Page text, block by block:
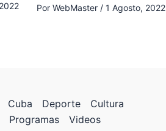
Por WebMaster / 1 Agosto, 2022
Cuba Deporte
Cultura
Programas Videos